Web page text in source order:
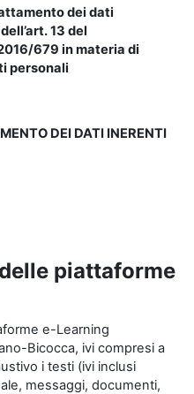
dei dati
13 del
679 in materia di
personali
DEI DATI INERENTI
piattaforme
e-Learning
Bicocca, ivi compresi a
i testi (ivi inclusi
messaggi, documenti,